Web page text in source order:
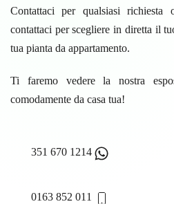
Contattaci per qualsiasi richiesta
contattaci per scegliere in diretta il
tua pianta da appartamento.
Ti faremo vedere la nostra
comodamente da casa tua!
351 670 1214
0163 852 011